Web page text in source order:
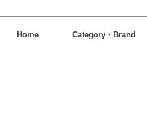
Home Category・Brand